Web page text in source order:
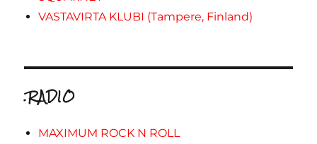
VASTAVIRTA KLUBI (Tampere, Finland)
.RADIO
MAXIMUM ROCK N ROLL